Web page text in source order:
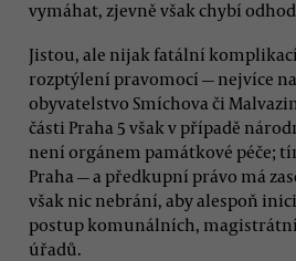
vymáhat, zjevně však chybí
Jistou, ale nijak fatální
rozptýlení pravomocí — nejvíce
obyvatelstvo Smíchova či
části Praha 5 však v případě
není orgánem památkové péče;
Praha — a předkupní právo má
však nic nebrání, aby alespoň
postup komunálních,
úřadů.